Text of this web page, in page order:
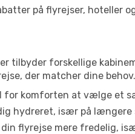
på flyrejser, hoteller
tilbyder forskellige
der matcher dine behov.
for komforten at vælge et
hydreret, især på
flyrejse mere fredelig,